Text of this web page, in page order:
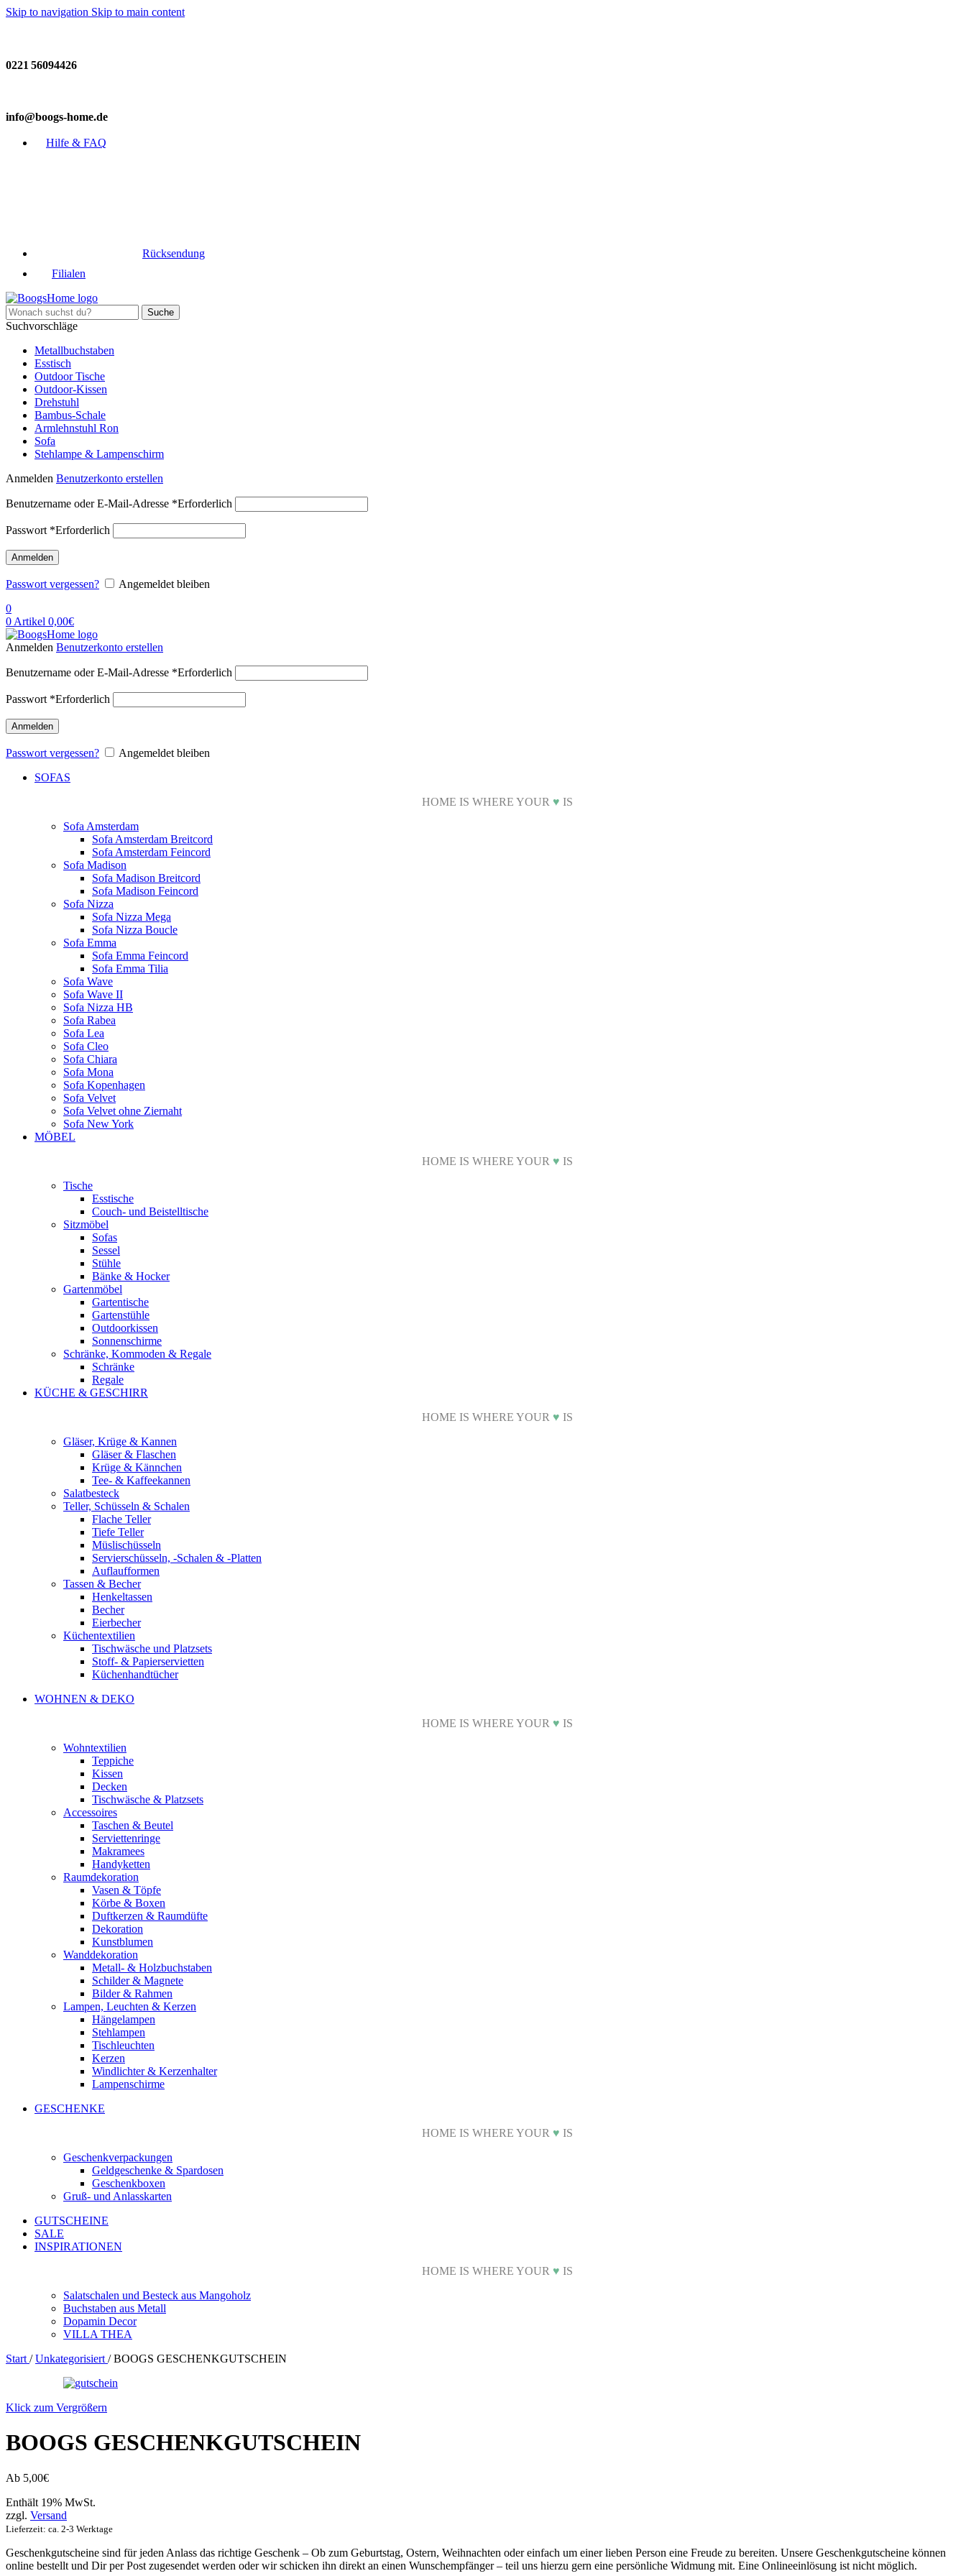
Skip to navigation Skip to main content
0221 56094426
info@boogs-home.de
Hilfe & FAQ
Rücksendung
Filialen
Suche
Suchvorschläge
Metallbuchstaben
Esstisch
Outdoor Tische
Outdoor-Kissen
Drehstuhl
Bambus-Schale
Armlehnstuhl Ron
Sofa
Stehlampe & Lampenschirm
Anmelden Benutzerkonto erstellen
Benutzername oder E-Mail-Adresse *Erforderlich
Passwort *Erforderlich
Anmelden
Passwort vergessen?
Angemeldet bleiben
0
0 Artikel 0,00€
Anmelden Benutzerkonto erstellen
Benutzername oder E-Mail-Adresse *Erforderlich
Passwort *Erforderlich
Anmelden
Passwort vergessen?
Angemeldet bleiben
SOFAS
HOME IS WHERE YOUR ♥ IS
Sofa Amsterdam
Sofa Amsterdam Breitcord
Sofa Amsterdam Feincord
Sofa Madison
Sofa Madison Breitcord
Sofa Madison Feincord
Sofa Nizza
Sofa Nizza Mega
Sofa Nizza Boucle
Sofa Emma
Sofa Emma Feincord
Sofa Emma Tilia
Sofa Wave
Sofa Wave II
Sofa Nizza HB
Sofa Rabea
Sofa Lea
Sofa Cleo
Sofa Chiara
Sofa Mona
Sofa Kopenhagen
Sofa Velvet
Sofa Velvet ohne Ziernaht
Sofa New York
MÖBEL
HOME IS WHERE YOUR ♥ IS
Tische
Esstische
Couch- und Beistelltische
Sitzmöbel
Sofas
Sessel
Stühle
Bänke & Hocker
Gartenmöbel
Gartentische
Gartenstühle
Outdoorkissen
Sonnenschirme
Schränke, Kommoden & Regale
Schränke
Regale
KÜCHE & GESCHIRR
HOME IS WHERE YOUR ♥ IS
Gläser, Krüge & Kannen
Gläser & Flaschen
Krüge & Kännchen
Tee- & Kaffeekannen
Salatbesteck
Teller, Schüsseln & Schalen
Flache Teller
Tiefe Teller
Müslischüsseln
Servierschüsseln, -Schalen & -Platten
Auflaufformen
Tassen & Becher
Henkeltassen
Becher
Eierbecher
Küchentextilien
Tischwäsche und Platzsets
Stoff- & Papierservietten
Küchenhandtücher
WOHNEN & DEKO
HOME IS WHERE YOUR ♥ IS
Wohntextilien
Teppiche
Kissen
Decken
Tischwäsche & Platzsets
Accessoires
Taschen & Beutel
Serviettenringe
Makramees
Handyketten
Raumdekoration
Vasen & Töpfe
Körbe & Boxen
Duftkerzen & Raumdüfte
Dekoration
Kunstblumen
Wanddekoration
Metall- & Holzbuchstaben
Schilder & Magnete
Bilder & Rahmen
Lampen, Leuchten & Kerzen
Hängelampen
Stehlampen
Tischleuchten
Kerzen
Windlichter & Kerzenhalter
Lampenschirme
GESCHENKE
HOME IS WHERE YOUR ♥ IS
Geschenkverpackungen
Geldgeschenke & Spardosen
Geschenkboxen
Gruß- und Anlasskarten
GUTSCHEINE
SALE
INSPIRATIONEN
HOME IS WHERE YOUR ♥ IS
Salatschalen und Besteck aus Mangoholz
Buchstaben aus Metall
Dopamin Decor
VILLA THEA
Start / Unkategorisiert / BOOGS GESCHENKGUTSCHEIN
Klick zum Vergrößern
BOOGS GESCHENKGUTSCHEIN
Ab 5,00€
Enthält 19% MwSt.
zzgl. Versand
Lieferzeit: ca. 2-3 Werktage
Geschenkgutscheine sind für jeden Anlass das richtige Geschenk – Ob zum Geburtstag, Ostern, Weihnachten oder einfach um einer lieben Person eine Freude zu bereiten. Unsere Geschenkgutscheine können
online bestellt und Dir per Post zugesendet werden oder wir schicken ihn direkt an einen Wunschempfänger – teil uns hierzu gern eine persönliche Widmung mit. Eine Onlineeinlösung ist nicht möglich.